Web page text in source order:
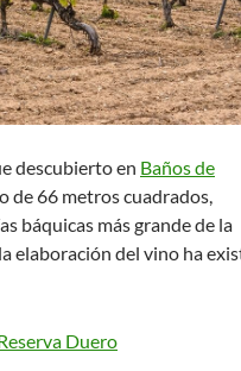
descubierto en Baños de
de 66 metros cuadrados,
báquicas más grande de la
elaboración del vino ha